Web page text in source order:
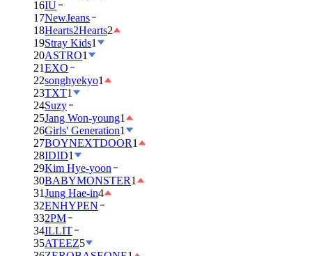
16IU
17NewJeans
18Hearts2Hearts2
19Stray Kids1
20ASTRO1
21EXO
22songhyekyo1
23TXT1
24Suzy
25Jang Won-young1
26Girls' Generation1
27BOYNEXTDOOR1
28IDID1
29Kim Hye-yoon
30BABYMONSTER1
31Jung Hae-in4
32ENHYPEN
332PM
34ILLIT
35ATEEZ5